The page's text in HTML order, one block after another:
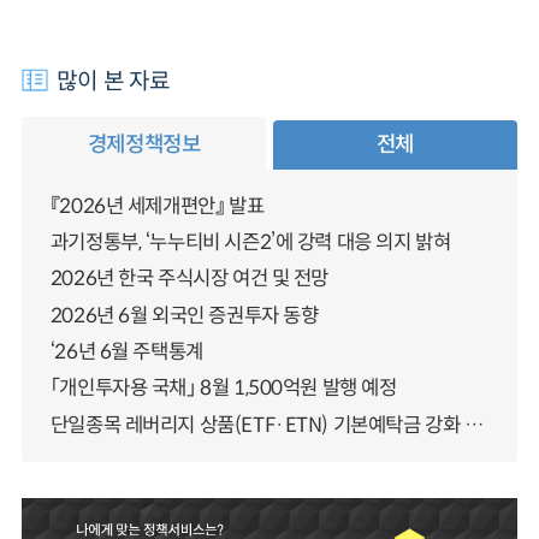
많이 본 자료
경제정책정보 전체
『2026년 세제개편안』 발표
과기정통부, ‘누누티비 시즌2’에 강력 대응 의지 밝혀
2026년 한국 주식시장 여건 및 전망
2026년 6월 외국인 증권투자 동향
‘26년 6월 주택통계
「개인투자용 국채」 8월 1,500억원 발행 예정
단일종목 레버리지 상품(ETF·ETN) 기본예탁금 강화 조기시행 방안 안내